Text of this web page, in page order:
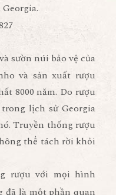
sườn núi bảo vệ của
và sản xuất rượu
8000 năm. Do rượu
lịch sử Georgia
Truyền thống rượu
thể tách rời khỏi
rượu với mọi hình
đã là một phần quan